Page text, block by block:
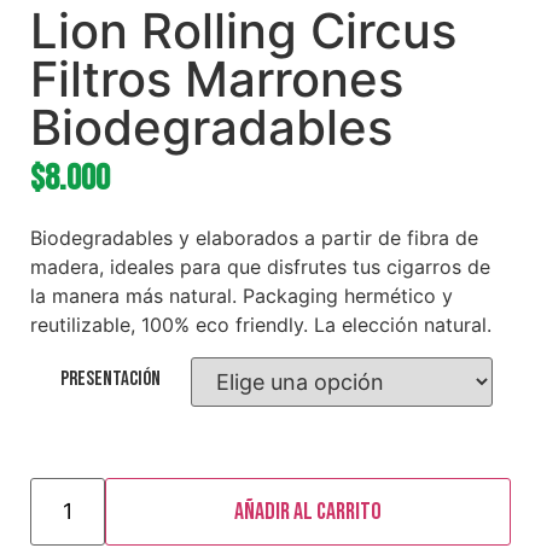
Lion Rolling Circus
Filtros Marrones
Biodegradables
$8.000
Biodegradables y elaborados a partir de fibra de
madera, ideales para que disfrutes tus cigarros de
la manera más natural. Packaging hermético y
reutilizable, 100% eco friendly. La elección natural.
Presentación
Añadir al carrito